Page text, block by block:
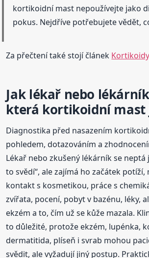
kortikoidní mast nepoužívejte jako
pokus. Nejdříve potřebujete vědět,
Za přečtení také stojí článek
Jak lékař nebo
která kortikoidní mast
Diagnostika před nasazením
pohledem, dotazováním a
Lékař nebo zkušený lékárník se neptá
to svědí“, ale zajímá ho začátek
kontakt s kosmetikou, práce s
zvířata, pocení, pobyt v bazénu, léky,
ekzém a to, čím už se kůže mazala.
to důležité, protože ekzém, lupénka,
dermatitida, plíseň i svrab mohou
svědit, ale vyžadují jiný postup.